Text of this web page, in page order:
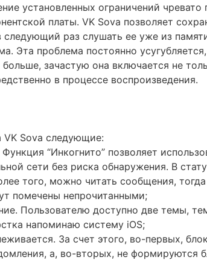
установленных ограничений
платы. VK Sova позволяет
раз слушать ее уже из
Эта проблема постоянно
зачастую она включается не
в процессе воспроизведения.
Sova следующие:
“Инкогнито” позволяет
сети без риска обнаружения. В
того, можно читать сообщения,
помечены непрочитанными;
Пользователю доступно две темы,
напоминаю систему iOS;
За счет этого, во-первых,
а, во-вторых, не формируются